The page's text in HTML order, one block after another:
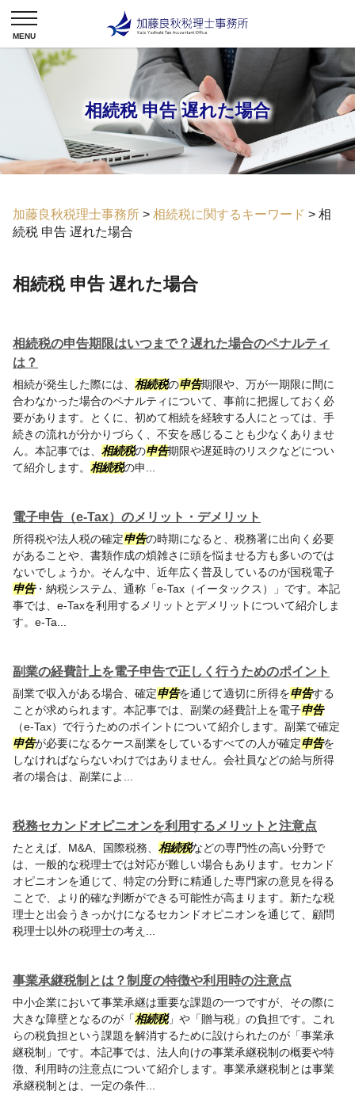
相続税 申告 遅れた場合
加藤良秋税理士事務所 > 相続税に関するキーワード > 相
続税 申告 遅れた場合
相続税 申告 遅れた場合
相続税の申告期限はいつまで？遅れた場合のペナルティ
は？
相続が発生した際には、 相続税の申告期限や、万が一期限に間に
合わなかった場合のペナルティについて、事前に把握しておく必
要があります。とくに、初めて相続を経験する人にとっては、手
続きの流れが分かりづらく、不安を感じることも少なくありませ
ん。本記事では、 相続税の申告期限や遅延時のリスクなどについ
て紹介します。 相続税の申...
電子申告（e-Tax）のメリット・デメリット
所得税や法人税の確定申告の時期になると、税務署に出向く必要
があることや、書類作成の煩雑さに頭を悩ませる方も多いのでは
ないでしょうか。そんな中、近年広く普及しているのが国税電子
申告・納税システム、通称「e-Tax（イータックス）」です。本記
事では、e-Taxを利用するメリットとデメリットについて紹介しま
す。e-Ta...
副業の経費計上を電子申告で正しく行うためのポイント
副業で収入がある場合、確定申告を通じて適切に所得を申告する
ことが求められます。本記事では、副業の経費計上を電子申告
（e-Tax）で行うためのポイントについて紹介します。副業で確定
申告が必要になるケース副業をしているすべての人が確定申告を
しなければならないわけではありません。会社員などの給与所得
者の場合は、副業によ...
税務セカンドオピニオンを利用するメリットと注意点
たとえば、M&A、国際税務、 相続税などの専門性の高い分野で
は、一般的な税理士では対応が難しい場合もあります。セカンド
オピニオンを通じて、特定の分野に精通した専門家の意見を得る
ことで、より的確な判断ができる可能性が高まります。新たな税
理士と出会うきっかけになるセカンドオピニオンを通じて、顧問
税理士以外の税理士の考え...
事業承継税制とは？制度の特徴や利用時の注意点
中小企業において事業承継は重要な課題の一つですが、その際に
大きな障壁となるのが「相続税」や「贈与税」の負担です。これ
らの税負担という課題を解消するために設けられたのが「事業承
継税制」です。本記事では、法人向けの事業承継税制の概要や特
徴、利用時の注意点について紹介します。事業承継税制とは事業
承継税制とは、一定の条件...